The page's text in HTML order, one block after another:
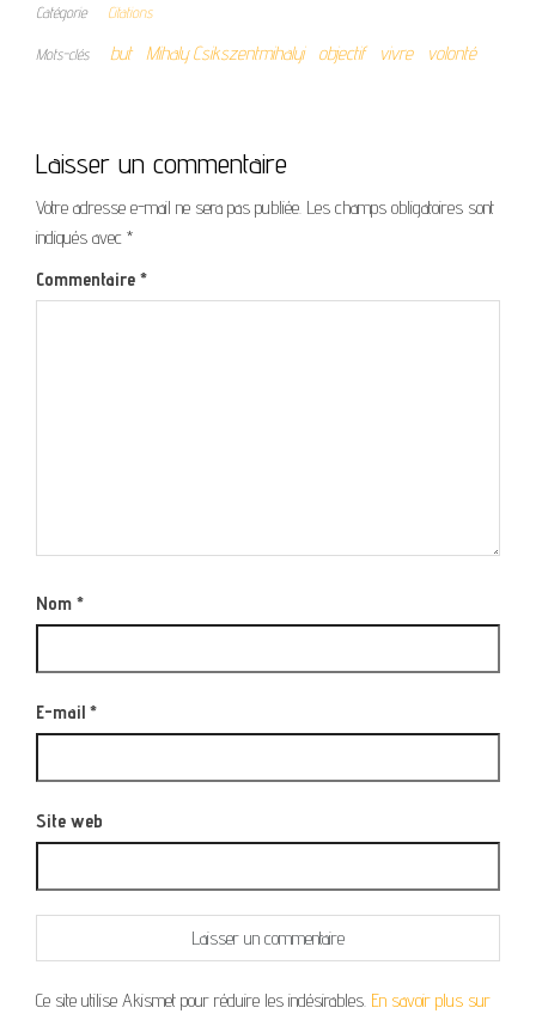
Catégorie Citations
Mots-clés but Mihaly Csikszentmihalyi objectif vivre volonté
Laisser un commentaire
Votre adresse e-mail ne sera pas publiée. Les champs obligatoires sont
indiqués avec *
Commentaire *
Nom *
E-mail *
Site web
Ce site utilise Akismet pour réduire les indésirables. En savoir plus sur